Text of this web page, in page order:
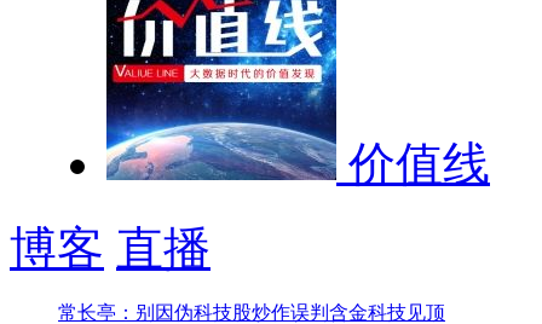
价值线
博客 直播
常长亭：别因伪科技股炒作误判含金科技见顶